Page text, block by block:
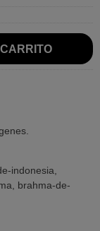
indonesia
brahma-de-